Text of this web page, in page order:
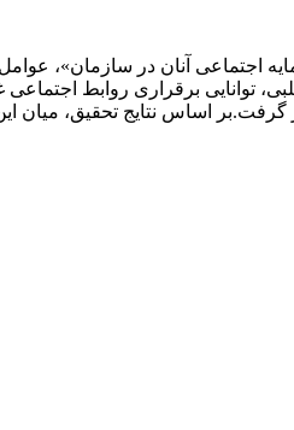
اجتماعی آنان در سازمان»،
توانایی برقراری روابط
اساس نتایج تحقیق،